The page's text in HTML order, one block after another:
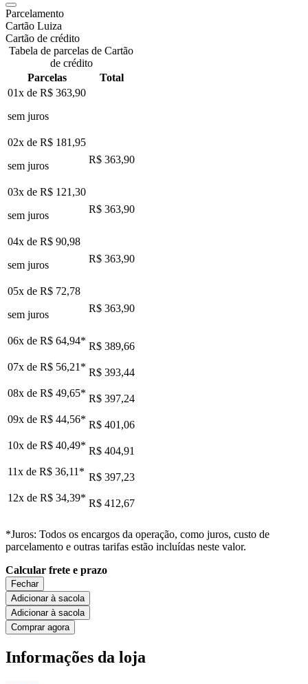
Parcelamento
Cartão Luiza
Cartão de crédito
Tabela de parcelas de Cartão
de crédito
Parcelas
Total
01x de R$ 363,90
sem juros
02x de R$ 181,95
sem juros
R$ 363,90
03x de R$ 121,30
sem juros
R$ 363,90
04x de R$ 90,98
sem juros
R$ 363,90
05x de R$ 72,78
sem juros
R$ 363,90
06x de R$ 64,94* R$ 389,66
07x de R$ 56,21 * R$ 393,44
08x de R$ 49,65* R$ 397,24
09x de R$ 44,56* R$ 401,06
10x de R$ 40,49* R$ 404,91
11x de R$ 36,11 * R$ 397,23
12x de R$ 34,39* R$ 412,67
*Juros: Todos os encargos da operação, como juros, custo de
parcelamento e outras tarifas estão incluídas neste valor.
Calcular frete e prazo
Fechar
Adicionar à sacola
Adicionar à sacola
Comprar agora
Informações da loja